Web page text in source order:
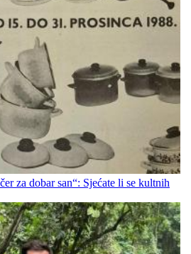
za dobar san“: Sjećate li se kultnih